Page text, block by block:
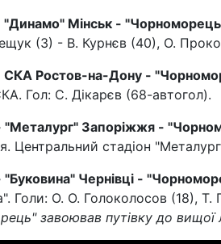
"Динамо" Мінськ -
(3) - В. Курнєв (40), О.
СКА Ростов-на-Дону -
Гол: С. Дікарєв (68-автогол).
"Металург" Запоріжжя -
Центральний стадіон
"Буковина" Чернівці -
Голи: О. О. Голоколосов (18),
завоював путівку до вищої